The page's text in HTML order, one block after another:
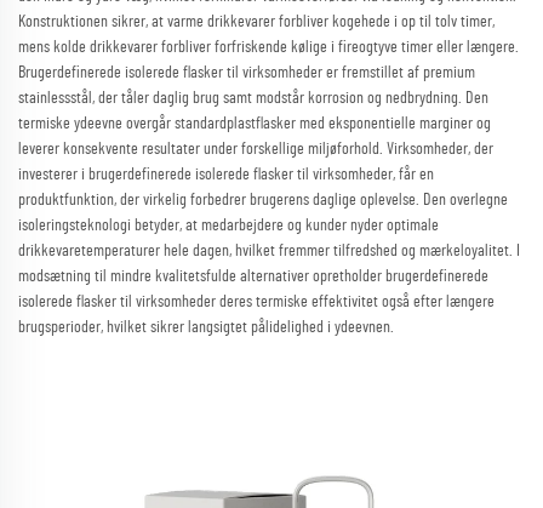
Konstruktionen sikrer, at varme drikkevarer forbliver kogehede i op til tolv timer,
mens kolde drikkevarer forbliver forfriskende kølige i fireogtyve timer eller længere.
Brugerdefinerede isolerede flasker til virksomheder er fremstillet af premium
stainlessstål, der tåler daglig brug samt modstår korrosion og nedbrydning. Den
termiske ydeevne overgår standardplastflasker med eksponentielle marginer og
leverer konsekvente resultater under forskellige miljøforhold. Virksomheder, der
investerer i brugerdefinerede isolerede flasker til virksomheder, får en
produktfunktion, der virkelig forbedrer brugerens daglige oplevelse. Den overlegne
isoleringsteknologi betyder, at medarbejdere og kunder nyder optimale
drikkevaretemperaturer hele dagen, hvilket fremmer tilfredshed og mærkeloyalitet. I
modsætning til mindre kvalitetsfulde alternativer opretholder brugerdefinerede
isolerede flasker til virksomheder deres termiske effektivitet også efter længere
brugsperioder, hvilket sikrer langsigtet pålidelighed i ydeevnen.